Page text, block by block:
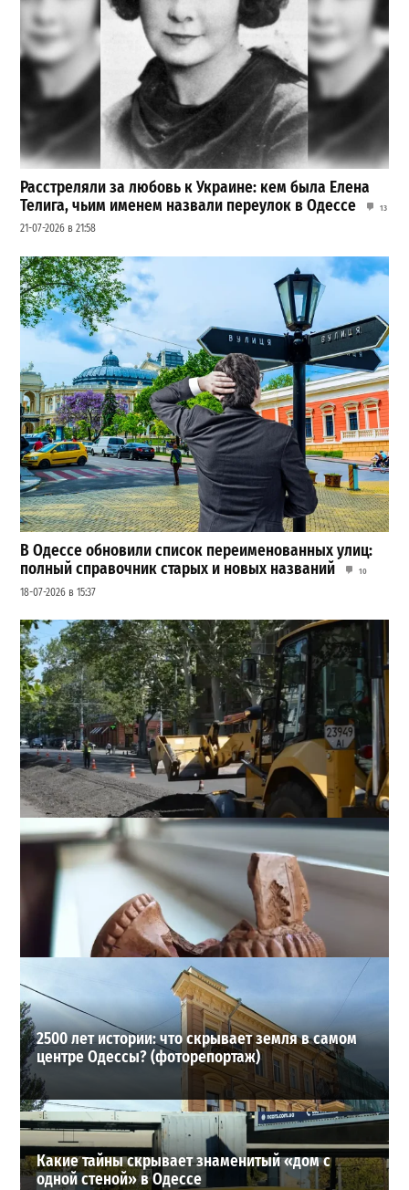
Расстреляли за любовь к Украине: кем была Елена
Телига, чьим именем назвали переулок в Одессе
13
21-07-2026 в 21:58
В Одессе обновили список переименованных улиц:
полный справочник старых и новых названий
10
18-07-2026 в 15:37
В Одессе взялись за остановки на Ришельевской: что
изменится для транспорта
3
18-07-2026 в 08:26
2500 лет истории: что скрывает земля в самом
центре Одессы? (фоторепортаж)
Какие тайны скрывает знаменитый «дом с
одной стеной» в Одессе